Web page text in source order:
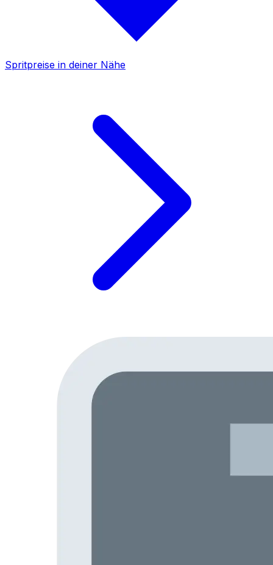
Spritpreise in deiner Nähe